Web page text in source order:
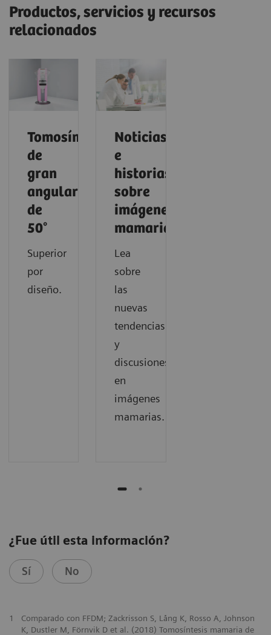
Productos, servicios y recursos
relacionados
Tomosíntesis
de
gran
angular
de
50°
Superior
por
diseño.
Noticias
e
historias
sobre
imágenes
mamarias
Lea
sobre
las
nuevas
tendencias
y
discusiones
en
imágenes
mamarias.
¿Fue útil esta información?
Sí No
1
Comparado con FFDM; Zackrisson S, Lång K, Rosso A, Johnson
K, Dustler M, Förnvik D et al. (2018) Tomosíntesis mamaria de